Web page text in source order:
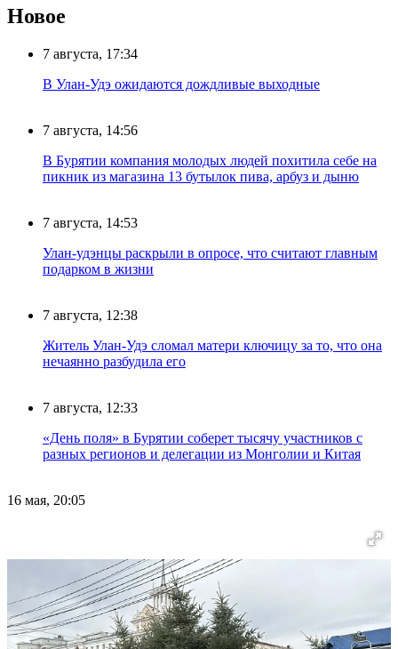
Новое
7 августа, 17:34
В Улан-Удэ ожидаются дождливые выходные
7 августа, 14:56
В Бурятии компания молодых людей похитила себе на
пикник из магазина 13 бутылок пива, арбуз и дыню
7 августа, 14:53
Улан-удэнцы раскрыли в опросе, что считают главным
подарком в жизни
7 августа, 12:38
Житель Улан-Удэ сломал матери ключицу за то, что она
нечаянно разбудила его
7 августа, 12:33
«День поля» в Бурятии соберет тысячу участников с
разных регионов и делегации из Монголии и Китая
16 мая, 20:05